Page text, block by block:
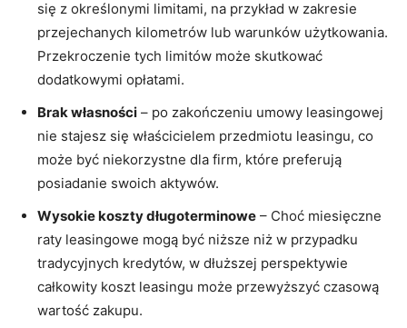
się ‍z‍ określonymi⁢ limitami, na ⁤przykład w​ zakresie
⁢przejechanych kilometrów lub warunków użytkowania.
Przekroczenie tych limitów ⁢może skutkować
dodatkowymi opłatami.
Brak własności – po zakończeniu‌ umowy leasingowej
nie ‌stajesz ⁣się właścicielem przedmiotu leasingu, co
może ⁤być niekorzystne⁣ dla⁢ firm, które preferują
posiadanie swoich aktywów.
Wysokie koszty​ długoterminowe – ​Choć miesięczne
raty ‍leasingowe mogą być niższe ⁤niż w ​przypadku
tradycyjnych kredytów, ​w dłuższej perspektywie⁤
całkowity koszt‌ leasingu może przewyższyć czasową
wartość ‍zakupu.